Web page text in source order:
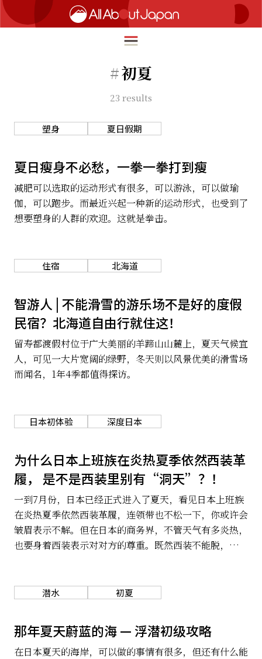
ภาษาไทย
한국어
旅行
美食
文化
热点
#初夏
23 results
塑身 夏日假期
夏日瘦身不必愁，一拳一拳打到瘦
减肥可以选取的运动形式有很多，可以游泳，可以做瑜
伽，可以跑步。而最近兴起一种新的运动形式，也受到了
想要塑身的人群的欢迎。这就是拳击。
住宿 北海道
智游人 | 不能滑雪的游乐场不是好的度假
民宿？北海道自由行就住这！
留寿都渡假村位于广大美丽的羊蹄山山麓上，夏天气候宜
人，可见一大片宽阔的绿野，冬天则以风景优美的滑雪场
而闻名，1年4季都值得探访。
日本初体验 深度日本
为什么日本上班族在炎热夏季依然西装革
履， 是不是西装里别有“洞天”？！
一到7月份，日本已经正式进入了夏天，看见日本上班族
在炎热夏季依然西装革履，连领带也不松一下，你或许会
皱眉表示不解。但在日本的商务界，不管天气有多炎热，
也要身着西装表示对对方的尊重。既然西装不能脱，西装
潜水 初夏
那年夏天蔚蓝的海 — 浮潜初级攻略
在日本夏天的海岸，可以做的事情有很多，但还有什么能